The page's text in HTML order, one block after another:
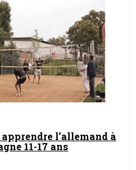
l’allemand à
11-17 ans